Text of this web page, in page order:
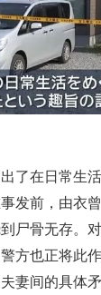
了在日常生
发前，由衣
尸骨无存。
方也正将此
妻间的具体矛